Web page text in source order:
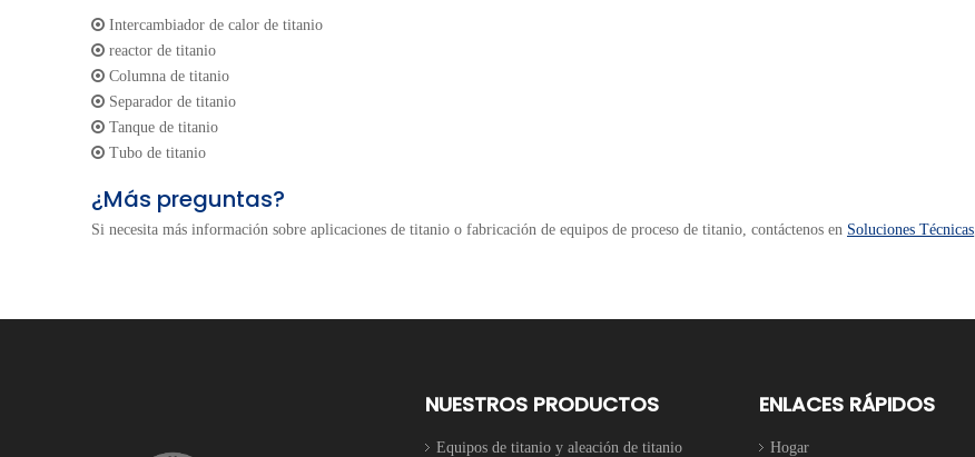
 Intercambiador de calor de titanio
 reactor de titanio
 Columna de titanio
 Separador de titanio
 Tanque de titanio
 Tubo de titanio
¿Más preguntas?
Si necesita más información sobre aplicaciones de titanio o fabricación de equipos de proceso de titanio, contáctenos en Soluciones Técnicas
NUESTROS PRODUCTOS
Equipos de titanio y aleación de titanio
ENLACES RÁPIDOS
Hogar